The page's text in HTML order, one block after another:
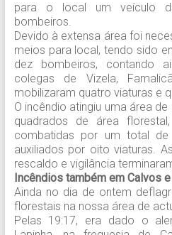
para o local um veículo
bombeiros.
Devido à extensa área foi
meios para local, tendo sido
dez bombeiros, contando
colegas de Vizela,
mobilizaram quatro viaturas e
O incêndio atingiu uma área
quadrados de área
combatidas por um total
auxiliados por oito viaturas.
rescaldo e vigilância
Incêndios também em Calvos
Ainda no dia de ontem
florestais na nossa área de
Pelas 19:17, era dado o